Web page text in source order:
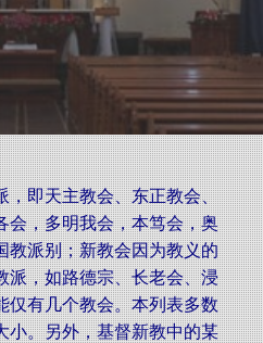
，即天主教会、东正教会、
会，多明我会，本笃会，奥
教派别；新教会因为教义的
派，如路德宗、长老会、浸
仅有几个教会。本列表多数
小。另外，基督新教中的某